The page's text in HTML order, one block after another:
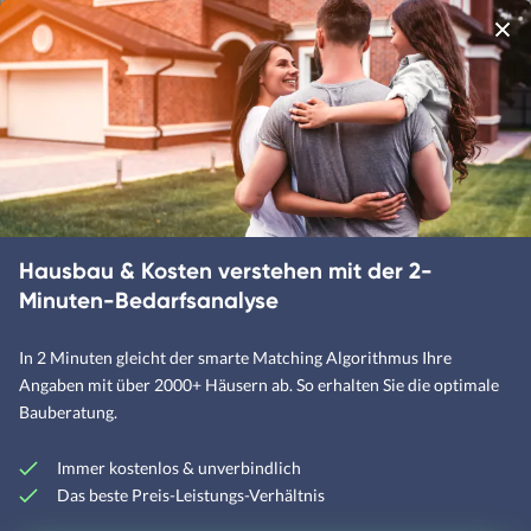
beim Hausbau korrekt erstellt wird.
Möglichkeiten eines
Ihr Zuhause.
Weitere Artikel zum Thema
Keller abdichten Kosten
Thermobodenplatte Vorteile
Was kostet ein Keller?
Bodenplatte Aufbau
Punktfundament Nutzen
Teilunterkellerung prüfen
Was ist ein Pumpensumpf?
Weiße Wanne Kosten
Hausbau & Kosten verstehen mit der 2-
Minuten-Bedarfsanalyse
In 2 Minuten gleicht der smarte Matching Algorithmus Ihre
Angaben mit über 2000+ Häusern ab. So erhalten Sie die optimale
Bauberatung.
Immer kostenlos & unverbindlich
Das beste Preis-Leistungs-Verhältnis